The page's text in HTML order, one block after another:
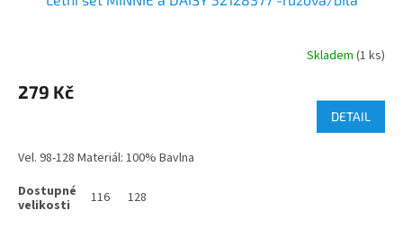
Skladem (1 ks)
279 Kč
DETAIL
Vel. 98-128 Materiál: 100% Bavlna
116 128